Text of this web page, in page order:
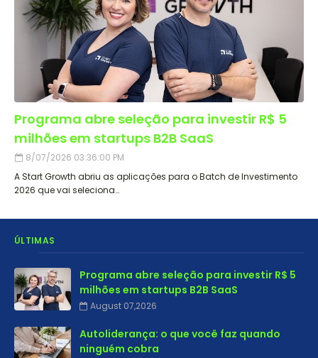
Programa abre seleção para investir R$ 5
milhões em startups B2B SaaS
8/07/2026 03:36:00 PM
A Start Growth abriu as aplicações para o Batch de Investimento
2026 que vai seleciona…
ÚLTIMAS
Programa abre seleção para investir R$ 5
milhões em startups B2B SaaS
August 07,2026
Autoliderança: o que você faz quando
ninguém cobra